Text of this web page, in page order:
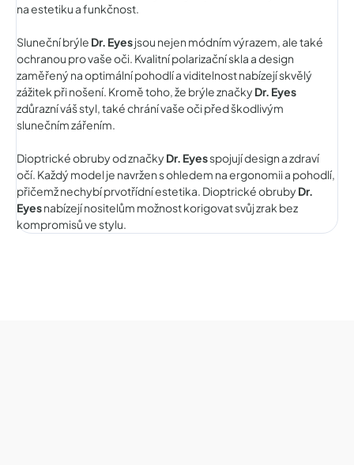
na estetiku a funkčnost.
Sluneční brýle Dr. Eyesjsou nejen módním výrazem, ale také
ochranou pro vaše oči. Kvalitní polarizační skla a design
zaměřený na optimální pohodlí a viditelnost nabízejí skvělý
zážitek při nošení. Kromě toho, že brýle značkyDr. Eyes
zdůrazní váš styl, také chrání vaše oči před škodlivým
slunečním zářením.
Dioptrické obruby od značkyDr. Eyesspojují design a zdraví
očí. Každý model je navržen s ohledem na ergonomii a pohodlí,
přičemž nechybí prvotřídní estetika. Dioptrické obrubyDr.
Eyesnabízejí nositelům možnost korigovat svůj zrak bez
kompromisů ve stylu.